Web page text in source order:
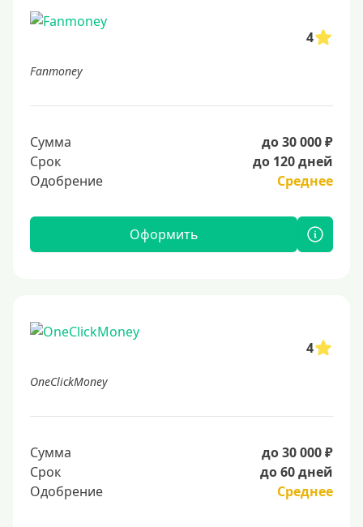
4
Fanmoney
Сумма
до 30 000 ₽
Срок
до 120 дней
Одобрение
Среднее
Оформить
4
OneClickMoney
Сумма
до 30 000 ₽
Срок
до 60 дней
Одобрение
Среднее